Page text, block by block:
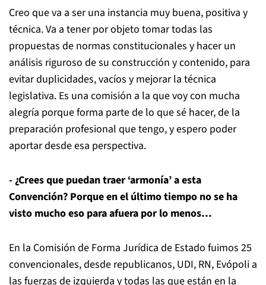
Creo que va a ser una instancia muy buena, positiva y
técnica. Va a tener por objeto tomar todas las
propuestas de normas constitucionales y hacer un
análisis riguroso de su construcción y contenido, para
evitar duplicidades, vacíos y mejorar la técnica
legislativa. Es una comisión a la que voy con mucha
alegría porque forma parte de lo que sé hacer, de la
preparación profesional que tengo, y espero poder
aportar desde esa perspectiva.
- ¿Crees que puedan traer ‘armonía’ a esta
Convención? Porque en el último tiempo no se ha
visto mucho eso para afuera por lo menos…
En la Comisión de Forma Jurídica de Estado fuimos 25
convencionales, desde republicanos, UDI, RN, Evópoli a
las fuerzas de izquierda y todas las que están en la